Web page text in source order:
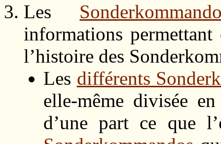
Les
informations
l’histoire des
Les différents
elle-même divisée
d’une part ce que